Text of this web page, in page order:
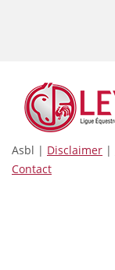
Asbl | Disclaimer |
Contact